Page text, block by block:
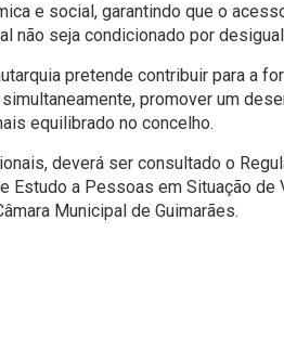
e social, garantindo que o
não seja condicionado por
pretende contribuir para a
promover um
equilibrado no concelho.
deverá ser consultado o
Estudo a Pessoas em Situação de
Municipal de Guimarães.